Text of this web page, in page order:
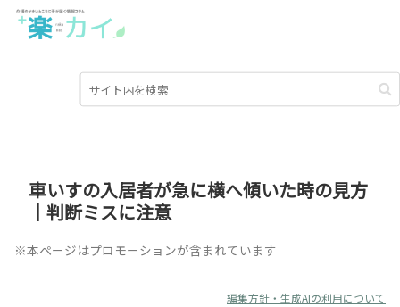
車いすの入居者が急に横へ傾いた時の見方
｜判断ミスに注意
※本ページはプロモーションが含まれています
編集方針・生成AIの利用について